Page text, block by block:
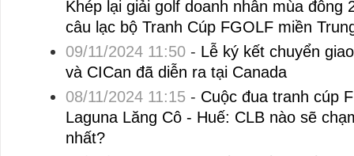
Khép lại giải golf doanh nhân mùa đông
câu lạc bộ Tranh Cúp FGOLF miền
09/11/2024 11:50- Lễ ký kết chuyển
và CICan đã diễn ra tại Canada
08/11/2024 11:15- Cuộc đua tranh cúp
Laguna Lăng Cô - Huế: CLB nào sẽ
nhất?